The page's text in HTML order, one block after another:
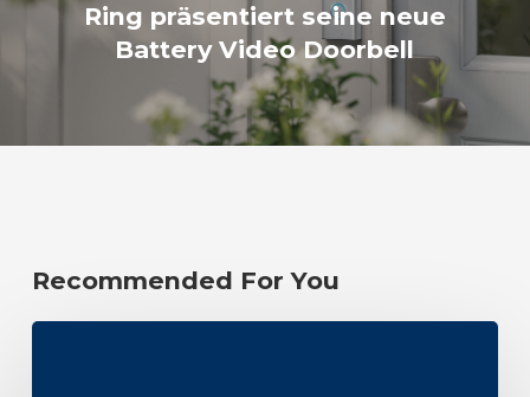
Ring präsentiert seine neue
Battery Video Doorbell
Recommended For You